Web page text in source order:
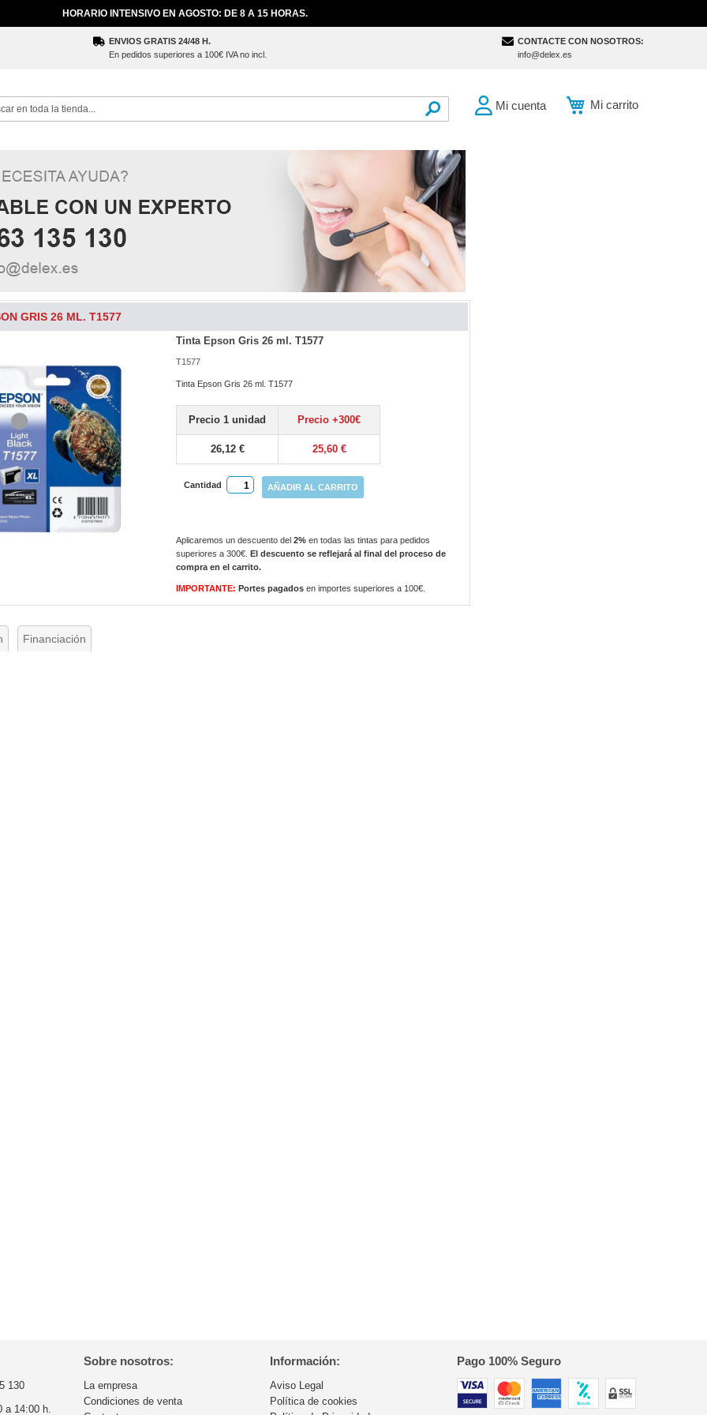
HORARIO INTENSIVO EN AGOSTO: DE 8 A 15 HORAS.
ENVIOS GRATIS 24/48 H.
En pedidos superiores a 100€ IVA no incl.
CONTACTE CON NOSOTROS:
info@delex.es
Mi carrito
Mi cuenta
GRIS 26 ML. T1577
Tinta Epson Gris 26 ml. T1577
T1577
Tinta Epson Gris 26 ml. T1577
Precio 1 unidad Precio +300€
26,12 € 25,60 €
Cantidad AÑADIR AL CARRITO
Aplicaremos un descuento del2% en todas las tintas para pedidos
superiores a 300€.El descuento se reflejará al final del proceso de
compra en el carrito.
IMPORTANTE: Portes pagadosen importes superiores a 100€.
Financiación
130
a 14:00 h.
Sobre nosotros:
La empresa
Condiciones de venta
Información:
Aviso Legal
Política de cookies
Pago 100% Seguro